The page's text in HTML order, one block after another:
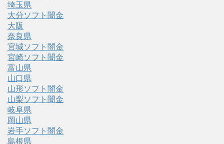
埼玉県
大分ソフト闇金
大阪
奈良県
宮城ソフト闇金
宮崎ソフト闇金
富山県
山口県
山形ソフト闇金
山梨ソフト闇金
岐阜県
岡山県
岩手ソフト闇金
島根県